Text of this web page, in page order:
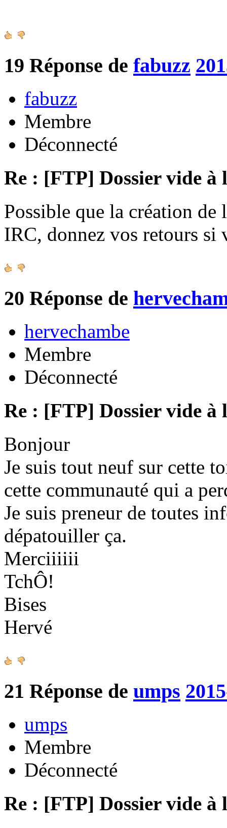
19 Réponse de fabuzz
fabuzz
Membre
Déconnecté
Re : [FTP] Dossier vide à
Possible que la création de
IRC, donnez vos retours si
20 Réponse de
hervechambe
Membre
Déconnecté
Re : [FTP] Dossier vide à
Bonjour
Je suis tout neuf sur cette
cette communauté qui a
Je suis preneur de toutes
dépatouiller ça.
Merciiiiii
TchÔ!
Bises
Hervé
21 Réponse de umps
umps
Membre
Déconnecté
Re : [FTP] Dossier vide à